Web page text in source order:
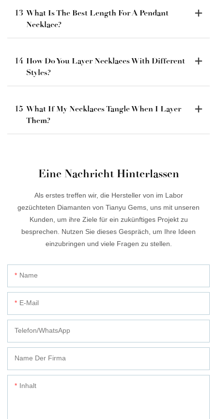
13 What Is The Best Length For A Pendant
Necklace?
14 How Do You Layer Necklaces With Different
Styles?
15 What If My Necklaces Tangle When I Layer
Them?
Eine Nachricht Hinterlassen
Als erstes treffen wir, die Hersteller von im Labor
gezüchteten Diamanten von Tianyu Gems, uns mit unseren
Kunden, um ihre Ziele für ein zukünftiges Projekt zu
besprechen. Nutzen Sie dieses Gespräch, um Ihre Ideen
einzubringen und viele Fragen zu stellen.
Name
E-Mail
Telefon/WhatsApp
Name Der Firma
Inhalt